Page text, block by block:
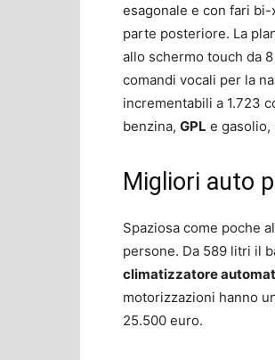
esagonale e con fari bi-
parte posteriore. La
allo schermo touch da
comandi vocali per la
incrementabili a 1.723
benzina, GPL e gasolio,
Migliori auto
Spaziosa come poche
persone. Da 589 litri il
climatizzatore
motorizzazioni hanno
25.500 euro.